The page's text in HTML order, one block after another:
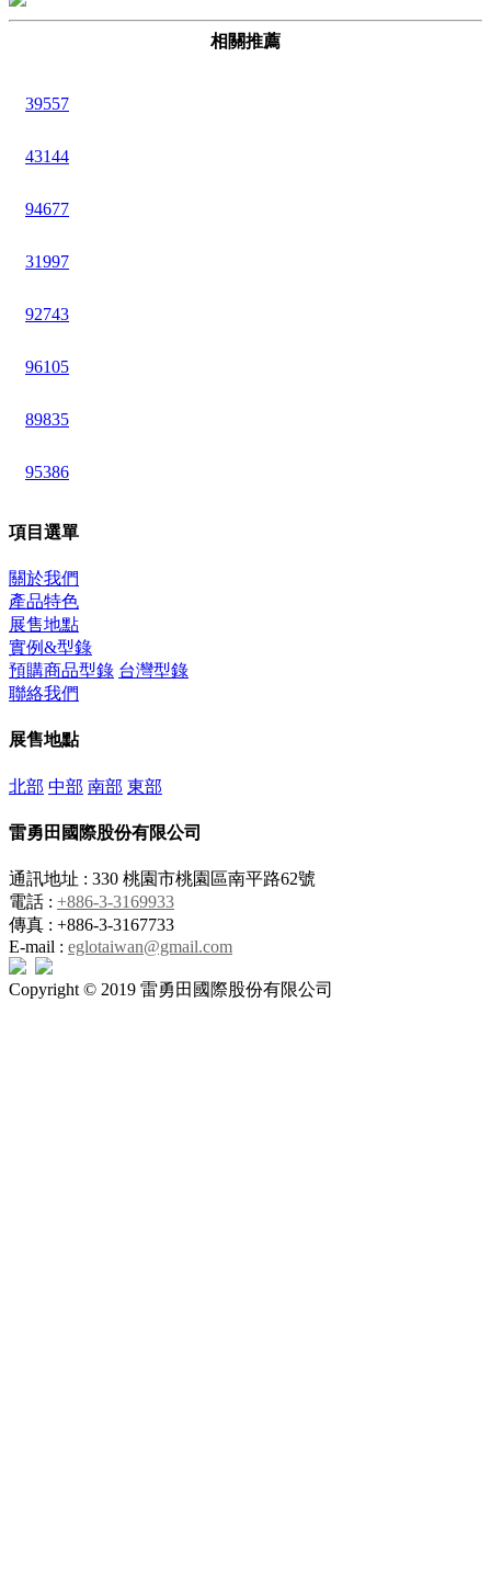
相關推薦
39557
43144
94677
31997
92743
96105
89835
95386
項目選單
關於我們
產品特色
展售地點
實例&型錄
預購商品型錄 台灣型錄
聯絡我們
展售地點
北部 中部 南部 東部
雷勇田國際股份有限公司
通訊地址 : 330 桃園市桃園區南平路62號
電話 : +886-3-3169933
傳真 : +886-3-3167733
E-mail : eglotaiwan@gmail.com
Copyright © 2019 雷勇田國際股份有限公司